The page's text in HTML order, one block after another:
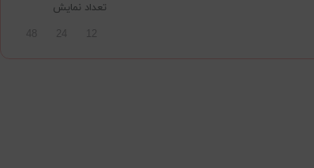
تعداد نمایش
12
24
48